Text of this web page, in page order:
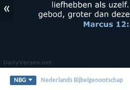
«
NBG Nederlands Bijbelgenootschap